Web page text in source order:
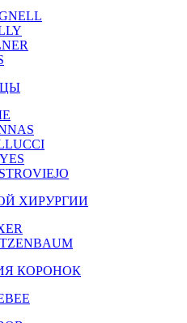
ХИРУРГИИ
КОРОНОК